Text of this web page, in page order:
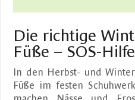
Die richtige
Füße – SOS-
In den Herbst- und
Füße im festen